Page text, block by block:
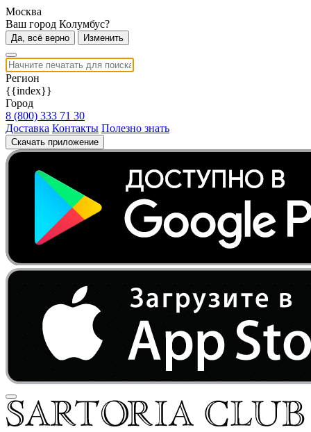
Москва
Ваш город Колумбус?
Да, всё верно Изменить
Регион
{{index}}
Город
8 (800) 333 71 30
Доставка Контакты Полезно знать
Скачать приложение